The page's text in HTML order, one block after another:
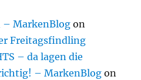
– MarkenBlog on
Freitagsfindling
– da lagen die
– MarkenBlog on